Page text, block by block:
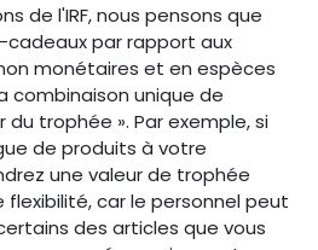
de l'IRF, nous pensons que
par rapport aux
monétaires et en espèces
combinaison unique de
du trophée ». Par exemple, si
de produits à votre
une valeur de trophée
car le personnel peut
des articles que vous